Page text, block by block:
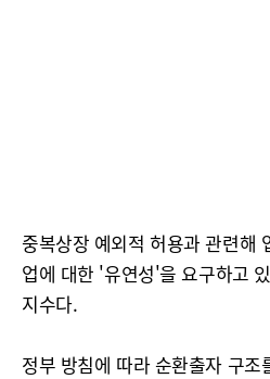
중복상장 예외적 허용과 관련해
업에 대한 '유연성'을 요구하고
지수다.
정부 방침에 따라 순환출자 구조